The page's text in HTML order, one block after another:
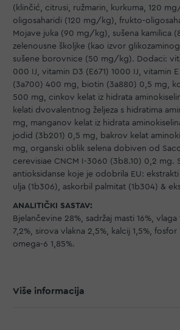
(klinčić, citrusi, ružmarin, kurkuma, 120
oligosaharidi (120 mg/kg), frukto-
Mojave juka (90 mg/kg), sušena kamilica
zelenousne školjke (kao izvor
sušene borovnice (50 mg/kg). Dodaci:
000 IJ, vitamin D3 (E671) 1000 IJ, vitamin
(3a700) 400 mg, biotin (3a880) 0,5 mg,
500 mg, cinkov kelat iz hidrata
kelati dvovalentnog željeza s hidratima
mg, manganov kelat iz hidrata
jodid (3b201) 0,5 mg, bakrov kelat
mg, organski oblik selena dobiven od
cerevisiae CNCM I-3060 (3b8.10) 0,2 mg.
antioksidanse koje je odobrila EU:
ulja (1b306), askorbil palmitat (1b304) &
ANALITIČKI SASTAV:
Bjelančevine 28%, sadržaj masti 16%,
7,2%, sirova vlakna 2,5%, kalcij 1,5%, fosfor
omega-6 1,85%.
Više informacija